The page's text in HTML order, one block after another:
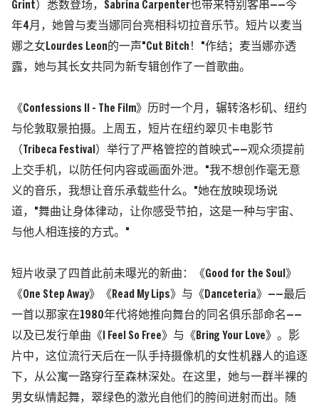
Grint）悉数登场，Sabrina Carpenter也带来特别客串——今
年4月，她曾与麦当娜同台亮相科切拉音乐节。短片以麦当
娜之女Lourdes Leon的一声"Cut Bitch！"作结；麦当娜亦透
露，她与其长女共同为新专辑创作了一首歌曲。
《Confessions II - The Film》历时一个月，辗转洛杉矶、纽约
与伦敦取景拍摄。上周五，短片在纽约翠贝卡电影节
（Tribeca Festival）举行了严格管控的首映式——观众须提前
上交手机，以防任何内容或画面外泄。"我不想创作毫无意
义的音乐，我想让音乐承载些什么。"她在放映现场说
道，"舞曲让身体律动，让你感受节拍，这是一种与宇宙、
与他人相连接的方式。"
短片收录了四首此前未曝光的新曲：《Good for the Soul》
《One Step Away》《Read My Lips》与《Danceteria》——最后
一首以那家在1980年代将她推向舞台的同名俱乐部命名——
以及已发行单曲《I Feel So Free》与《Bring Your Love》。影
片中，这位流行天后在一队手持摄像机的女性机器人的追逐
下，从公寓一路穿行至森林深处。在这里，她与一群半裸的
男女纵情起舞，翠绿色的激光自他们的胯间迸射而出。随